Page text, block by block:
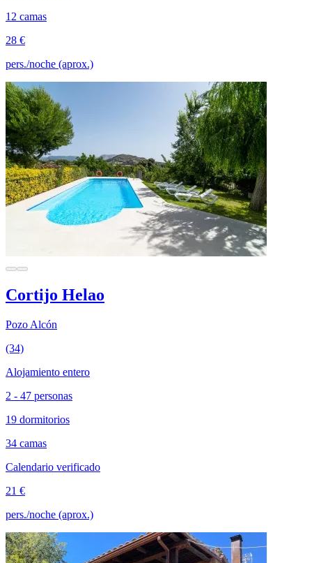
12 camas
28 €
pers./noche (aprox.)
Cortijo Helao
Pozo Alcón
(34)
Alojamiento entero
2 - 47 personas
19 dormitorios
34 camas
Calendario verificado
21 €
pers./noche (aprox.)